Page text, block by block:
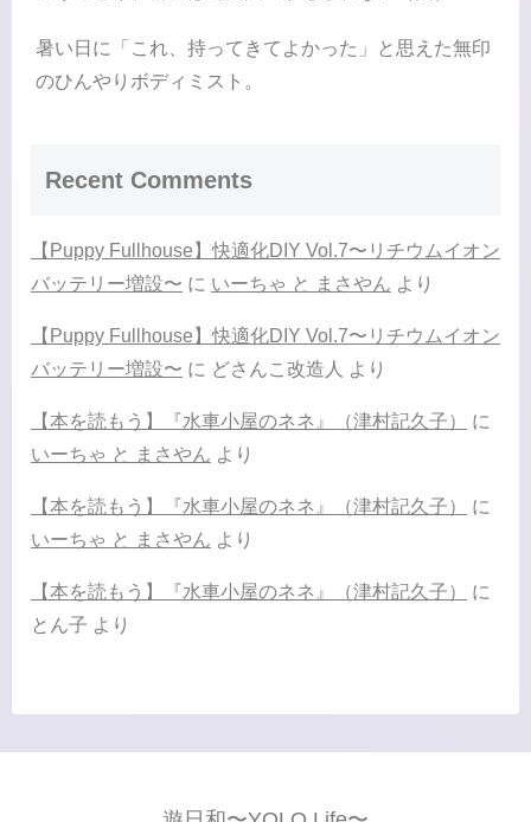
暑い日に「これ、持ってきてよかった」と思えた無印
のひんやりボディミスト。
Recent Comments
【Puppy Fullhouse】快適化DIY Vol.7〜リチウムイオン
バッテリー増設〜 に いーちゃ と まさやん より
【Puppy Fullhouse】快適化DIY Vol.7〜リチウムイオン
バッテリー増設〜 に どさんこ改造人 より
【本を読もう】『水車小屋のネネ』（津村記久子）
に
いーちゃ と まさやん より
【本を読もう】『水車小屋のネネ』（津村記久子）
に
いーちゃ と まさやん より
【本を読もう】『水車小屋のネネ』（津村記久子）
に
とん子 より